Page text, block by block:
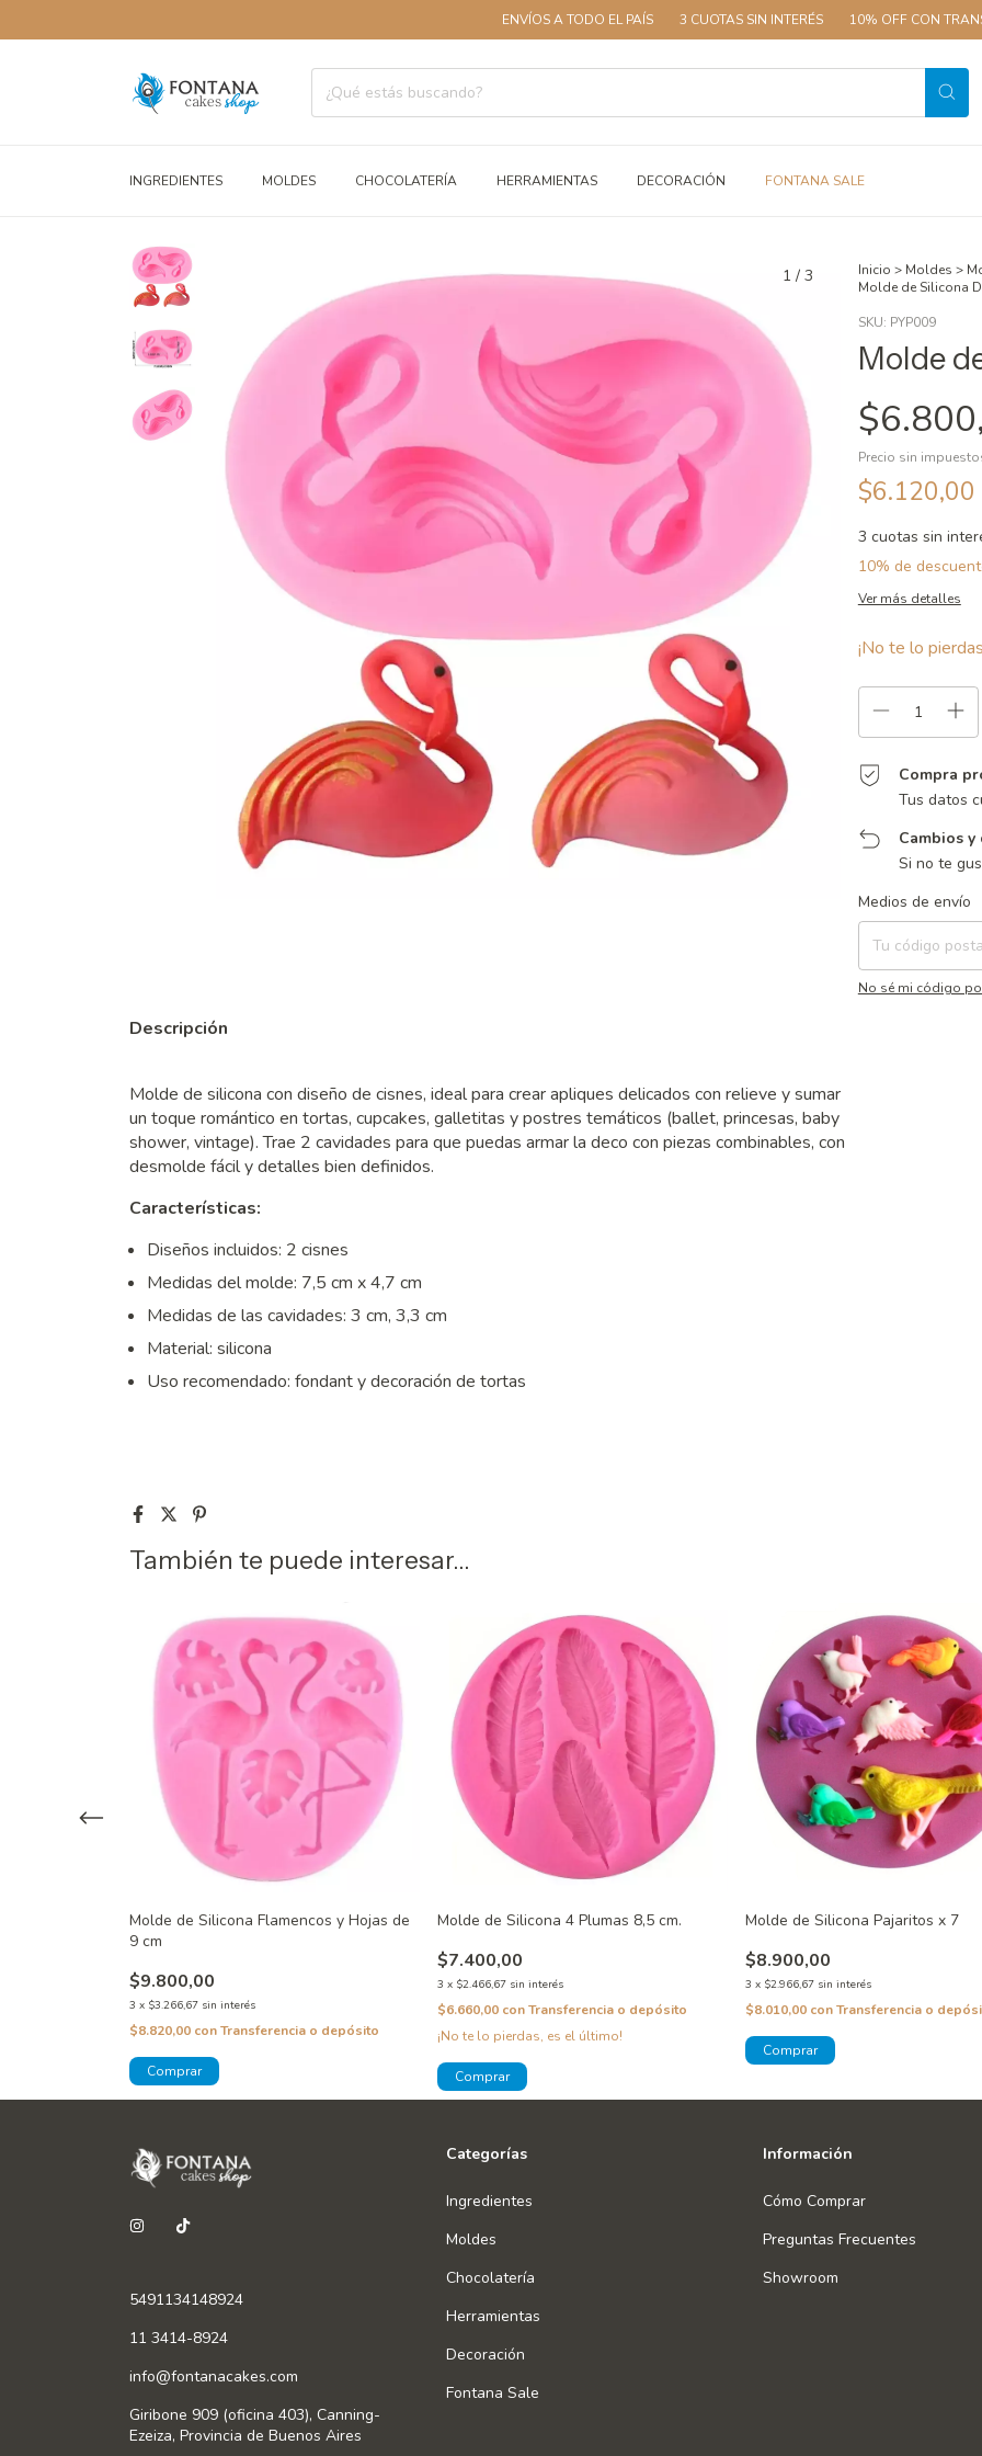
ENVÍOS A TODO EL PAÍS 3 CUOTAS SIN INTERÉS 10% OFF CON TRANSFERENCIA
INGREDIENTES MOLDES CHOCOLATERÍA HERRAMIENTAS DECORACIÓN FONTANA SALE
1 / 3 Inicio > Moldes >
Molde de Silicona
SKU: PYP009
Molde
Precio sin
$6.120,00
3 cuotas sin
10% de
Ver más detalles
¡No te lo
Compra
Tus datos
Cambios
Si no te
Entregas para el CP:
Medios de envío
No sé mi código
Descripción
Molde de silicona con diseño de cisnes, ideal para crear apliques delicados con relieve y sumar
un toque romántico en tortas, cupcakes, galletitas y postres temáticos (ballet, princesas, baby
shower, vintage). Trae 2 cavidades para que puedas armar la deco con piezas combinables, con
desmolde fácil y detalles bien definidos.
Características:
Diseños incluidos: 2 cisnes
Medidas del molde: 7,5 cm x 4,7 cm
Medidas de las cavidades: 3 cm, 3,3 cm
Material: silicona
Uso recomendado: fondant y decoración de tortas
También te puede interesar...
Molde de Silicona Flamencos y Hojas de
9 cm
$9.800,00
3 x $3.266,67 sin interés
$8.820,00 conTransferencia o depósito
Molde de Silicona 4 Plumas 8,5 cm.
$7.400,00
3 x $2.466,67 sin interés
$6.660,00 conTransferencia o depósito
¡No te lo pierdas, es el último!
Molde de Silicona Pajaritos x 7
$8.900,00
3 x $2.966,67 sin interés
$8.010,00 conTransferencia o
5491134148924
11 3414-8924
info@fontanacakes.com
Giribone 909 (oficina 403), Canning-
Ezeiza, Provincia de Buenos Aires
Categorías
Ingredientes
Moldes
Chocolatería
Herramientas
Decoración
Fontana Sale
Información
Cómo Comprar
Preguntas Frecuentes
Showroom